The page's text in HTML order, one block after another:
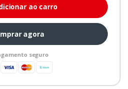
ao carro
agora
seguro